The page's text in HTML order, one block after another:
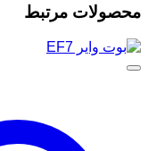
محصولات مرتبط